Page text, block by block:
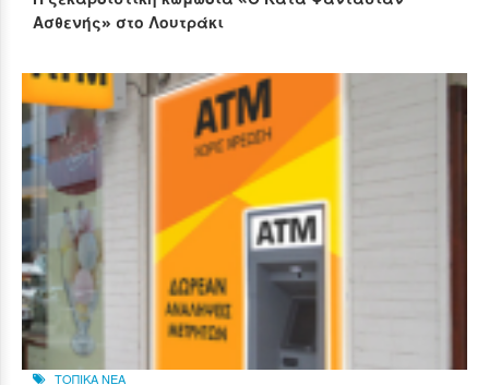
Ασθενής» στο Λουτράκι
ΤΟΠΙΚΑ ΝΕΑ